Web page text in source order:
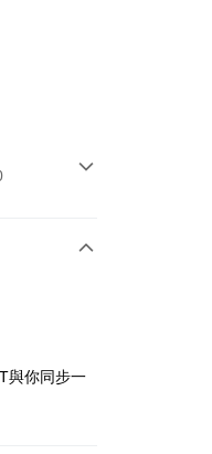
與你同步一